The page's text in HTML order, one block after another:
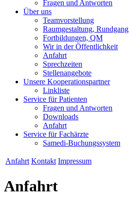
Fragen und Antworten
Über uns
Teamvorstellung
Raumgestaltung, Rundgang
Fortbildungen, QM
Wir in der Öffentlichkeit
Anfahrt
Sprechzeiten
Stellenangebote
Unsere Kooperationspartner
Linkliste
Service für Patienten
Fragen und Antworten
Downloads
Anfahrt
Service für Fachärzte
Samedi-Buchungssystem
Anfahrt Kontakt Impressum
Anfahrt